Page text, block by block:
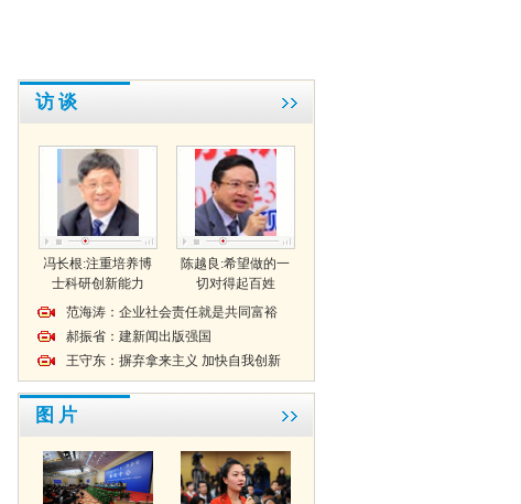
访 谈
冯长根:注重培养博
士科研创新能力
陈越良:希望做的一
切对得起百姓
范海涛：企业社会责任就是共同富裕
郝振省：建新闻出版强国
王守东：摒弃拿来主义 加快自我创新
图 片